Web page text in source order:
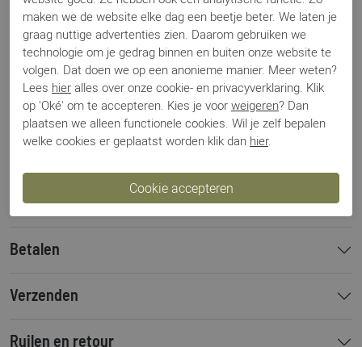
Specificaties
Merk
Magnanni
Artikelnummer
16016 bruin suede
Breedtemaat
G
Los voetbed
Nee
Categorie
Gespschoenen
Materiaal
Suede
10011406
Betalen
Verzenden
Ruilen en retour
maken we de website elke dag een beetje beter. We laten je
graag nuttige advertenties zien. Daarom gebruiken we
technologie om je gedrag binnen en buiten onze website te
volgen. Dat doen we op een anonieme manier. Meer weten?
Lees hier alles over onze cookie- en privacyverklaring. Klik
op 'Oké' om te accepteren. Kies je voor weigeren? Dan
plaatsen we alleen functionele cookies. Wil je zelf bepalen
welke cookies er geplaatst worden klik dan hier.